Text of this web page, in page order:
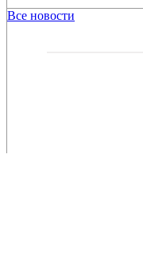
Все новости